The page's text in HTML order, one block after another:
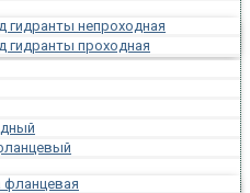
гидранты непроходная
гидранты проходная
фланцевая